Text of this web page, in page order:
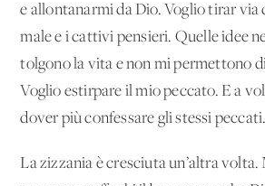
e allontanarmi da Dio. Voglio tirar via
male e i cattivi pensieri. Quelle idee
tolgono la vita e non mi permettono
Voglio estirpare il mio peccato. E a
dover più confessare gli stessi peccati.
La zizzania è cresciuta un’altra volta.